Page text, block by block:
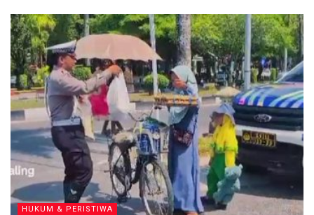
HUKUM & PERISTIWA